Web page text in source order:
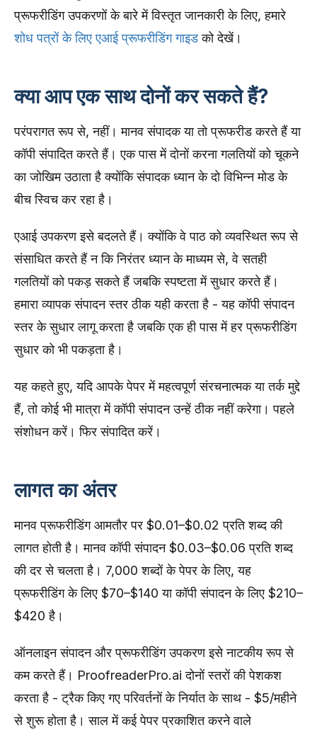
प्रूफरीडिंग उपकरणों के बारे में विस्तृत जानकारी के लिए, हमारे
शोध पत्रों के लिए एआई प्रूफरीडिंग गाइडको देखें।
क्या आप एक साथ दोनों कर सकते हैं?
परंपरागत रूप से, नहीं। मानव संपादक या तो प्रूफरीड करते हैं या
कॉपी संपादित करते हैं। एक पास में दोनों करना गलतियों को चूकने
का जोखिम उठाता है क्योंकि संपादक ध्यान के दो विभिन्न मोड के
बीच स्विच कर रहा है।
एआई उपकरण इसे बदलते हैं। क्योंकि वे पाठ को व्यवस्थित रूप से
संसाधित करते हैं न कि निरंतर ध्यान के माध्यम से, वे सतही
गलतियों को पकड़ सकते हैं जबकि स्पष्टता में सुधार करते हैं।
हमारा व्यापक संपादन स्तर ठीक यही करता है - यह कॉपी संपादन
स्तर के सुधार लागू करता है जबकि एक ही पास में हर प्रूफरीडिंग
सुधार को भी पकड़ता है।
यह कहते हुए, यदि आपके पेपर में महत्वपूर्ण संरचनात्मक या तर्क मुद्दे
हैं, तो कोई भी मात्रा में कॉपी संपादन उन्हें ठीक नहीं करेगा। पहले
संशोधन करें। फिर संपादित करें।
लागत का अंतर
मानव प्रूफरीडिंग आमतौर पर $0.01–$0.02 प्रति शब्द की
लागत होती है। मानव कॉपी संपादन $0.03–$0.06 प्रति शब्द
की दर से चलता है। 7,000 शब्दों के पेपर के लिए, यह
प्रूफरीडिंग के लिए $70–$140 या कॉपी संपादन के लिए $210–
$420 है।
ऑनलाइन संपादन और प्रूफरीडिंग उपकरण इसे नाटकीय रूप से
कम करते हैं। ProofreaderPro.ai दोनों स्तरों की पेशकश
करता है - ट्रैक किए गए परिवर्तनों के निर्यात के साथ - $5/महीने
से शुरू होता है। साल में कई पेपर प्रकाशित करने वाले